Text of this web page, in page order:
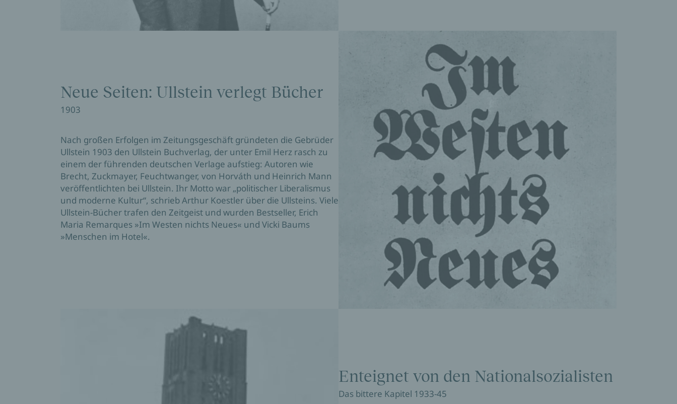
Neue Seiten: Ullstein verlegt Bücher
1903
Nach großen Erfolgen im Zeitungsgeschäft gründeten die Gebrüder
Ullstein 1903 den Ullstein Buchverlag, der unter Emil Herz rasch zu
einem der führenden deutschen Verlage aufstieg: Autoren wie
Brecht, Zuckmayer, Feuchtwanger, von Horváth und Heinrich Mann
veröffentlichten bei Ullstein. Ihr Motto war „politischer Liberalismus
und moderne Kultur“, schrieb Arthur Koestler über die Ullsteins. Viele
Ullstein-Bücher trafen den Zeitgeist und wurden Bestseller, Erich
Maria Remarques »Im Westen nichts Neues« und Vicki Baums
»Menschen im Hotel«.
Enteignet von den Nationalsozialisten
Das bittere Kapitel 1933-45